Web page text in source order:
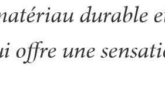
durable
offre une